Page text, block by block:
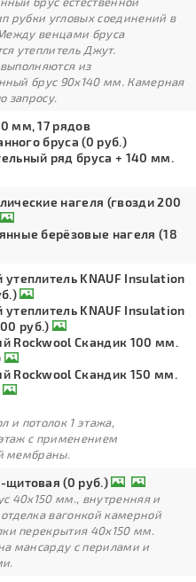
рубки угловых соединений в
венцами бруса
утеплитель Джут.
из
брус 90х140 мм. Камерная
запросу.
мм, 17 рядов
бруса (0 руб.)
ряд бруса + 140 мм.
нагеля (гвозди 200
берёзовые нагеля (18
утеплитель KNAUF Insulation
утеплитель KNAUF Insulation
руб.)
Rockwool Скандик 100 мм.
Rockwool Скандик 150 мм.
и потолок 1 этажа,
с применением
мембраны.
щитовая (0 руб.)
40х150 мм., внутренняя и
вагонкой камерной
перекрытия 40х150 мм.
мансарду с перилами и